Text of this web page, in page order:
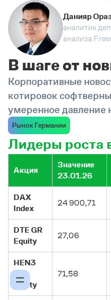
Данияр
аналитик
анализа
В шаге от
Корпоративные
котировок
умеренное давление
Рынок Германии
Лидеры роста
Акция
Значение
23.01.26
DAX
Index
24 900,71
DTE GR
Equity
27,06
HEN3
Equity
71,58